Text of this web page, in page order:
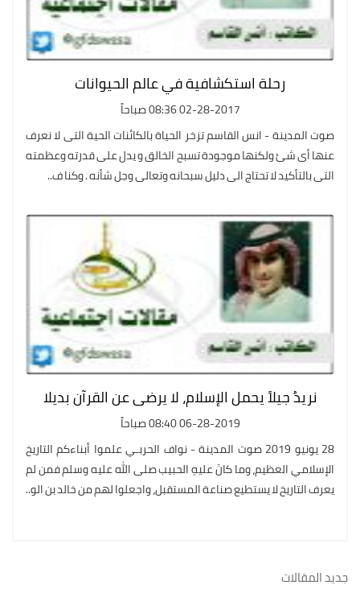
رحلة استكشافية في عالم الحيوانات
02-28-2017 08:36 صباحاً
صوت المدينة - انس القاسم تزخر الحياة بالكائنات الحية التى لا نعرف
عنها أى شئ ولكنها موجودة تسبح الخالق و يدل على قدرته وعظمته
التى بالتأكيد لا تحتاج الى دليل سبحانه وتعالى وجل شأنه . وكنا ف..
نريدُ جيلاً يحمل الإسلام، لا يرضى عن القرآن بديلا
06-28-2019 08:40 صباحاً
28 يونيو 2019 صوت المدينة - نواف الحربـي علموا أبناءكم التاريخ
الإسلامي العظيم، وما كانَ عليهِ الحبيب صلى الله عليه وسلم فمن لم
يعرف التاريخ لا يستطيع صناعة المستقبل، واجعلوا لهم من خالد بن الو..
جديد المقالات